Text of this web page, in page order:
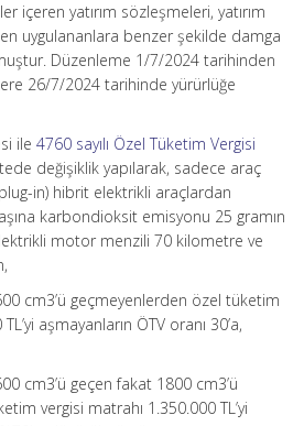
içeren yatırım sözleşmeleri, yatırım
uygulananlara benzer şekilde damga
Düzenleme 1/7/2024 tarihinden
26/7/2024 tarihinde yürürlüğe
ile 4760 sayılı Özel Tüketim Vergisi
değişiklik yapılarak, sadece araç
in) hibrit elektrikli araçlardan
karbondioksit emisyonu 25 gramın
motor menzili 70 kilometre ve
cm3’ü geçmeyenlerden özel tüketim
aşmayanların ÖTV oranı 30’a,
cm3’ü geçen fakat 1800 cm3’ü
vergisi matrahı 1.350.000 TL’yi